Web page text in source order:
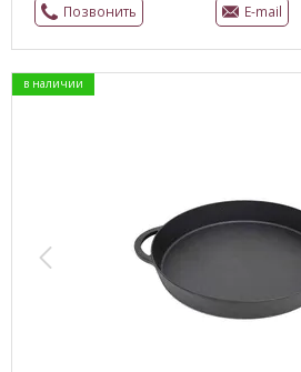
Позвонить E-mail
в наличии